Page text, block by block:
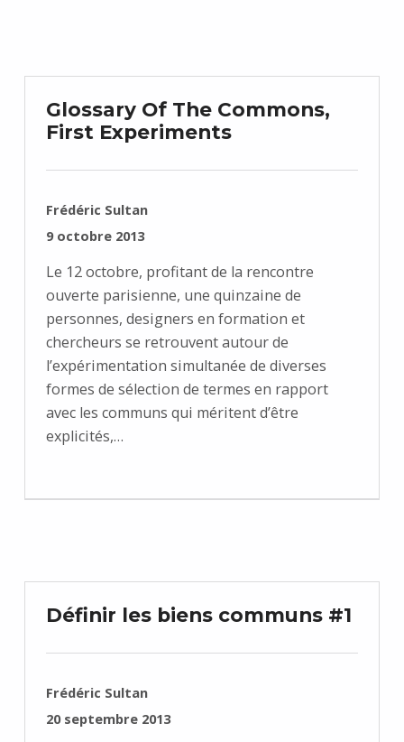
Glossary Of The Commons,
First Experiments
RÉDIGÉ PAR :
Frédéric Sultan
PUBLIÉ SUR :
9 octobre 2013
Le 12 octobre, profitant de la rencontre
ouverte parisienne, une quinzaine de
personnes, designers en formation et
chercheurs se retrouvent autour de
l’expérimentation simultanée de diverses
formes de sélection de termes en rapport
avec les communs qui méritent d’être
explicités,…
Définir les biens communs #1
RÉDIGÉ PAR :
Frédéric Sultan
PUBLIÉ SUR :
20 septembre 2013